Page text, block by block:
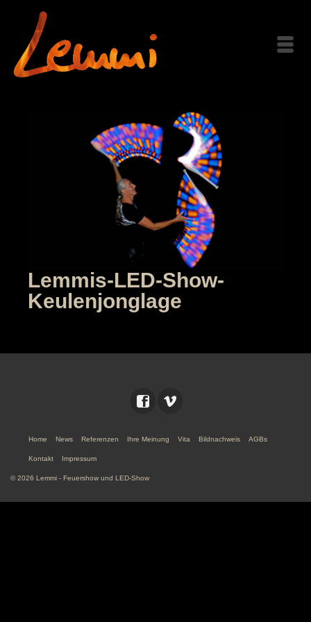
Lemmis-LED-Show-
Keulenjonglage
Home News Referenzen Ihre Meinung Vita Bildnachweis AGBs
Kontakt Impressum
© 2026 Lemmi - Feuershow und LED-Show